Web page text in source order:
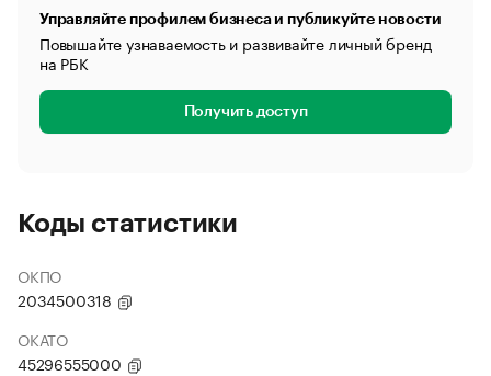
Управляйте профилем бизнеса и публикуйте новости
Повышайте узнаваемость и развивайте личный бренд
на РБК
Получить доступ
Коды статистики
ОКПО
2034500318
ОКАТО
45296555000